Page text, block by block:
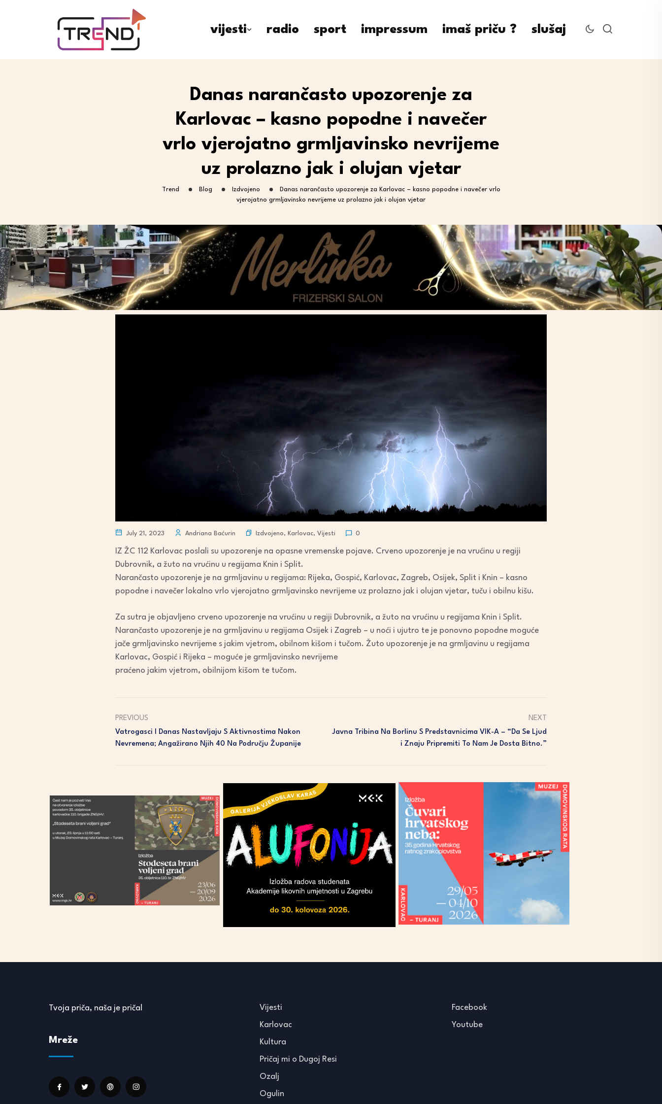
vijesti radio sport impressum imaš priču ? slušaj
Danas narančasto upozorenje za
Karlovac – kasno popodne i navečer
vrlo vjerojatno grmljavinsko nevrijeme
uz prolazno jak i olujan vjetar
Trend Blog Izdvojeno
Danas narančasto upozorenje za Karlovac – kasno popodne i navečer vrlo
vjerojatno grmljavinsko nevrijeme uz prolazno jak i olujan vjetar
July 21, 2023 Andriana Baćurin Izdvojeno, Karlovac, Vijesti 0
IZ ŽC 112 Karlovac poslali su upozorenje na opasne vremenske pojave. Crveno upozorenje je na vrućinu u regiji
Dubrovnik, a žuto na vrućinu u regijama Knin i Split.
Narančasto upozorenje je na grmljavinu u regijama: Rijeka, Gospić, Karlovac, Zagreb, Osijek, Split i Knin – kasno
popodne i navečer lokalno vrlo vjerojatno grmljavinsko nevrijeme uz prolazno jak i olujan vjetar, tuču i obilnu kišu.
Za sutra je objavljeno crveno upozorenje na vrućinu u regiji Dubrovnik, a žuto na vrućinu u regijama Knin i Split.
Narančasto upozorenje je na grmljavinu u regijama Osijek i Zagreb – u noći i ujutro te je ponovno popodne moguće
jače grmljavinsko nevrijeme s jakim vjetrom, obilnom kišom i tučom. Žuto upozorenje je na grmljavinu u regijama
Karlovac, Gospić i Rijeka – moguće je grmljavinsko nevrijeme
praćeno jakim vjetrom, obilnijom kišom te tučom.
PREVIOUS
Vatrogasci I Danas Nastavljaju S Aktivnostima Nakon
Nevremena; Angažirano Njih 40 Na Području Županije
NEXT
Javna Tribina Na Borlinu S Predstavnicima VIK-A – “Da Se Ljud
I Znaju Pripremiti To Nam Je Dosta Bitno.”
Tvoja priča, naša je priča!
Mreže
Vijesti
Karlovac
Kultura
Pričaj mi o Dugoj Resi
Ozalj
Ogulin
Facebook
Youtube